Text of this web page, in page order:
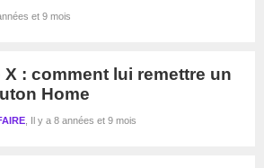
et 9 mois
X : comment lui remettre un
Home
Il y a 8 années et 9 mois